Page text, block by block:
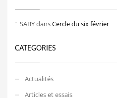
SABYdansCercle du six février
CATEGORIES
Actualités
Articles et essais